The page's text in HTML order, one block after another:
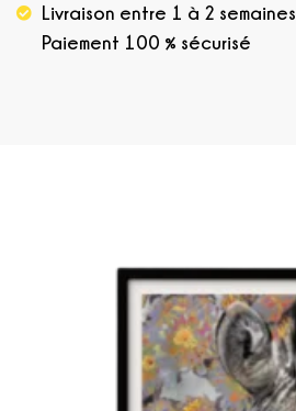
Livraison entre 1 à 2 semaines
Paiement 100 % sécurisé